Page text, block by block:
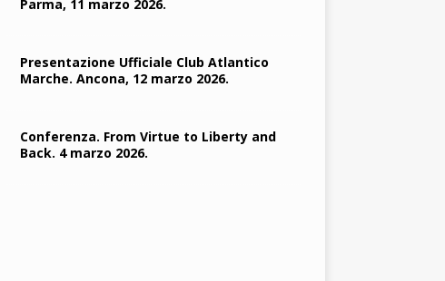
Parma, 11 marzo 2026.
Presentazione Ufficiale Club Atlantico
Marche. Ancona, 12 marzo 2026.
Conferenza. From Virtue to Liberty and
Back. 4 marzo 2026.